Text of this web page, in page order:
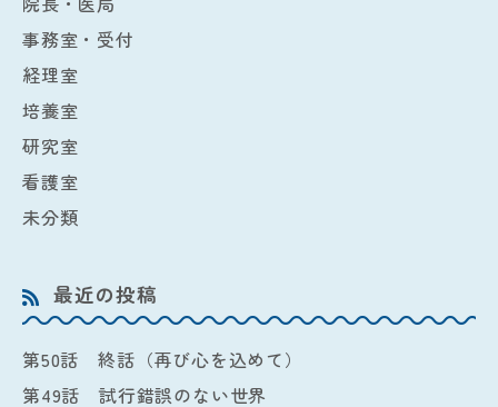
事務室・受付
経理室
培養室
研究室
看護室
未分類
最近の投稿
第50話 終話（再び心を込めて）
第49話 試行錯誤のない世界